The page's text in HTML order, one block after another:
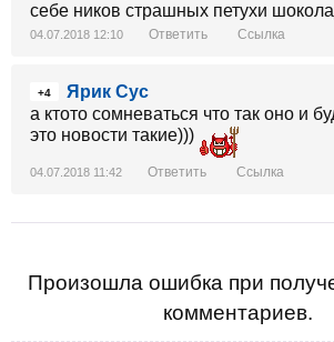
себе ников страшных петухи
04.07.2018 12:10 Ответить Ссылка
+4
Ярик Сус
а ктото сомневаться что так оно и
это новости такие)))
04.07.2018 11:42 Ответить Ссылка
Произошла ошибка при
комментариев.